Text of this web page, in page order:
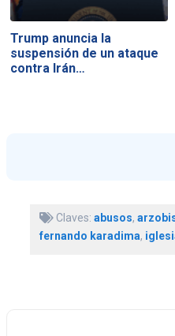
Trump anuncia la
suspensión de un ataque
contra Irán…
Claves: abusos,
fernando karadima,